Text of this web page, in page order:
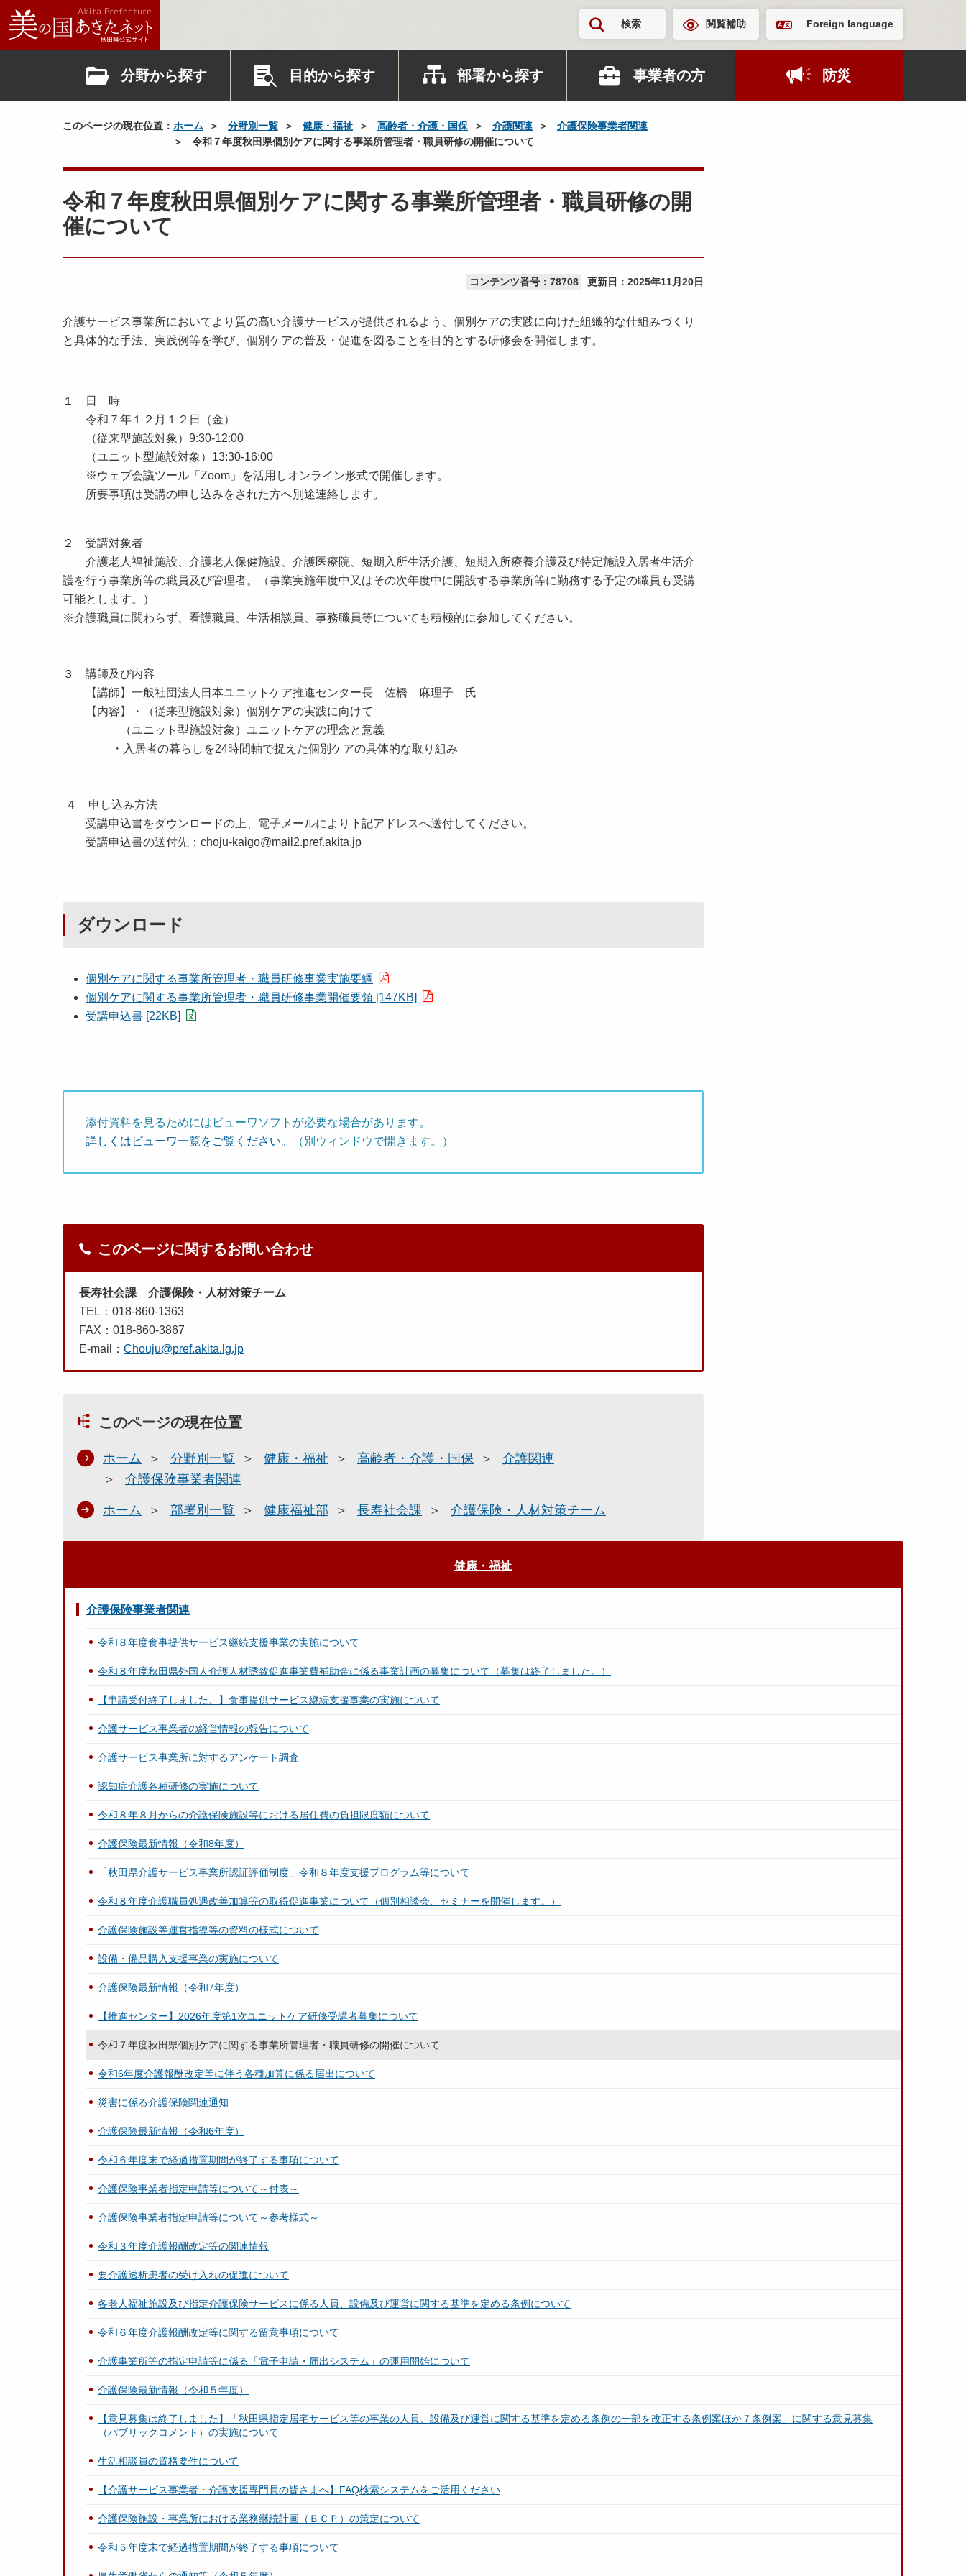
検索 閲覧補助 Foreign language
分野から探す 目的から探す 部署から探す 事業者の方 防災
このページの現在位置： ホーム 分野別一覧 健康・福祉 高齢者・介護・国保 介護関連
介護保険事業者関連
令和７年度秋田県個別ケアに関する事業所管理者・職員研修の開催について
令和７年度秋田県個別ケアに関する事業所管理者・職員研修の開
催について
コンテンツ番号：78708 更新日： 2025年11月20日
介護サービス事業所においてより質の高い介護サービスが提供されるよう、個別ケアの実践に向けた組織的な仕組みづくり
と具体的な手法、実践例等を学び、個別ケアの普及・促進を図ることを目的とする研修会を開催します。
１ 日 時
令和７年１２月１２日（金）
（従来型施設対象）9:30-12:00
（ユニット型施設対象）13:30-16:00
※ウェブ会議ツール「Zoom」を活用しオンライン形式で開催します。
所要事項は受講の申し込みをされた方へ別途連絡します。
２ 受講対象者
介護老人福祉施設、介護老人保健施設、介護医療院、短期入所生活介護、短期入所療養介護及び特定施設入居者生活介
護を行う事業所等の職員及び管理者。（事業実施年度中又はその次年度中に開設する事業所等に勤務する予定の職員も受講
可能とします。）
※介護職員に関わらず、看護職員、生活相談員、事務職員等についても積極的に参加してください。
３ 講師及び内容
【講師】一般社団法人日本ユニットケア推進センター長 佐橋 麻理子 氏
【内容】
・（従来型施設対象）個別ケアの実践に向けて
（ユニット型施設対象）ユニットケアの理念と意義
・入居者の暮らしを24時間軸で捉えた個別ケアの具体的な取り組み
４ 申し込み方法
受講申込書をダウンロードの上、電子メールにより下記アドレスへ送付してください。
受講申込書の送付先：choju-kaigo@mail2.pref.akita.jp
ダウンロード
個別ケアに関する事業所管理者・職員研修事業実施要綱
個別ケアに関する事業所管理者・職員研修事業開催要領 [147KB]
受講申込書 [22KB]
添付資料を見るためにはビューワソフトが必要な場合があります。
詳しくはビューワ一覧をご覧ください。
（別ウィンドウで開きます。）
このページに関するお問い合わせ
長寿社会課 介護保険・人材対策チーム
TEL：018-860-1363
FAX：018-860-3867
E-mail： Chouju@pref.akita.lg.jp
このページの現在位置
ホーム 分野別一覧 健康・福祉 高齢者・介護・国保
介護関連
介護保険事業者関連
ホーム 部署別一覧 健康福祉部 長寿社会課 介護保険・人材対策チーム
健康・福祉
介護保険事業者関連
令和８年度食事提供サービス継続支援事業の実施について
令和８年度秋田県外国人介護人材誘致促進事業費補助金に係る事業計画の募集について（募集は終了しました。）
【申請受付終了しました。】食事提供サービス継続支援事業の実施について
介護サービス事業者の経営情報の報告について
介護サービス事業所に対するアンケート調査
認知症介護各種研修の実施について
令和８年８月からの介護保険施設等における居住費の負担限度額について
介護保険最新情報（令和8年度）
「秋田県介護サービス事業所認証評価制度」令和８年度支援プログラム等について
令和８年度介護職員処遇改善加算等の取得促進事業について（個別相談会、セミナーを開催します。）
介護保険施設等運営指導等の資料の様式について
設備・備品購入支援事業の実施について
介護保険最新情報（令和7年度）
【推進センター】2026年度第1次ユニットケア研修受講者募集について
令和７年度秋田県個別ケアに関する事業所管理者・職員研修の開催について
令和6年度介護報酬改定等に伴う各種加算に係る届出について
災害に係る介護保険関連通知
介護保険最新情報（令和6年度）
令和６年度末で経過措置期間が終了する事項について
介護保険事業者指定申請等について～付表～
介護保険事業者指定申請等について～参考様式～
令和３年度介護報酬改定等の関連情報
要介護透析患者の受け入れの促進について
各老人福祉施設及び指定介護保険サービスに係る人員、設備及び運営に関する基準を定める条例について
令和６年度介護報酬改定等に関する留意事項について
介護事業所等の指定申請等に係る「電子申請・届出システム」の運用開始について
介護保険最新情報（令和５年度）
【意見募集は終了しました】「秋田県指定居宅サービス等の事業の人員、設備及び運営に関する基準を定める条例の一部を改正する条例案ほか７条例案」に関する意見募集
（パブリックコメント）の実施について
生活相談員の資格要件について
【介護サービス事業者・介護支援専門員の皆さまへ】FAQ検索システムをご活用ください
介護保険施設・事業所における業務継続計画（ＢＣＰ）の策定について
令和５年度末で経過措置期間が終了する事項について